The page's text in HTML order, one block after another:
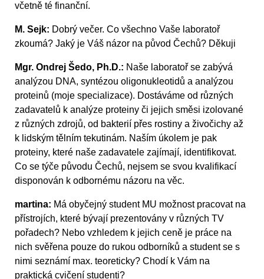
včetně té finanční.
M. Sejk: Dobrý večer. Co všechno Vaše laboratoř
zkoumá? Jaký je Váš názor na původ Čechů? Děkuji
Mgr. Ondrej Šedo, Ph.D.: Naše laboratoř se zabývá
analýzou DNA, syntézou oligonukleotidů a analýzou
proteinů (moje specializace). Dostáváme od různých
zadavatelů k analýze proteiny či jejich směsi izolované
z různých zdrojů, od bakterií přes rostiny a živočichy až
k lidským tělním tekutinám. Naším úkolem je pak
proteiny, které naše zadavatele zajímají, identifikovat.
Co se týče původu Čechů, nejsem se svou kvalifikací
disponován k odbornému názoru na věc.
martina: Má obyčejný student MU možnost pracovat na
přístrojích, které bývají prezentovány v různých TV
pořadech? Nebo vzhledem k jejich ceně je práce na
nich svěřena pouze do rukou odborníků a student se s
nimi seznámí max. teoreticky? Chodí k Vám na
praktická cvičení studenti?